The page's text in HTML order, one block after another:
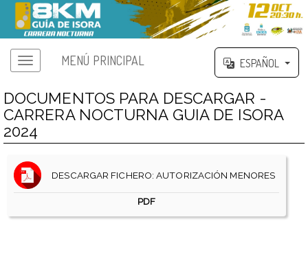
MENÚ PRINCIPAL ESPAÑOL
DOCUMENTOS PARA DESCARGAR -
CARRERA NOCTURNA GUIA DE ISORA
2024
DESCARGAR FICHERO: AUTORIZACIÓN MENORES
PDF